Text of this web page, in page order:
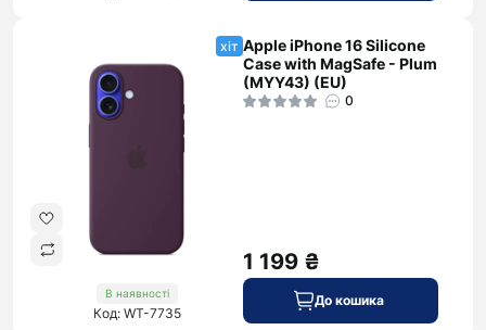
хіт
В наявності
Код: WT-7735
Apple iPhone 16 Silicone
Case with MagSafe - Plum
(MYY43) (EU)
0
1 199 ₴
До кошика